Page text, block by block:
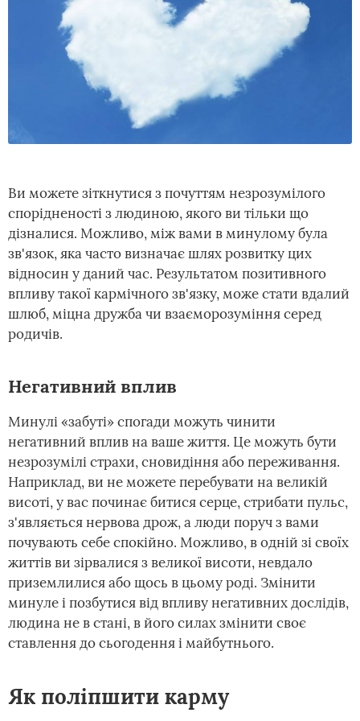
Ви можете зіткнутися з почуттям незрозумілого
спорідненості з людиною, якого ви тільки що
дізналися. Можливо, між вами в минулому була
зв'язок, яка часто визначає шлях розвитку цих
відносин у даний час. Результатом позитивного
впливу такої кармічного зв'язку, може стати вдалий
шлюб, міцна дружба чи взаєморозуміння серед
родичів.
Негативний вплив
Минулі «забуті» спогади можуть чинити
негативний вплив на ваше життя. Це можуть бути
незрозумілі страхи, сновидіння або переживання.
Наприклад, ви не можете перебувати на великій
висоті, у вас починає битися серце, стрибати пульс,
з'являється нервова дрож, а люди поруч з вами
почувають себе спокійно. Можливо, в одній зі своїх
життів ви зірвалися з великої висоти, невдало
приземлилися або щось в цьому роді. Змінити
минуле і позбутися від впливу негативних дослідів,
людина не в стані, в його силах змінити своє
ставлення до сьогодення і майбутнього.
Як поліпшити карму